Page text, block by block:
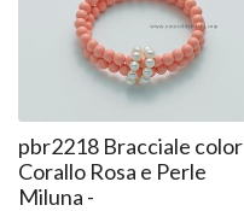
pbr2218 Bracciale color
Corallo Rosa e Perle
Miluna -